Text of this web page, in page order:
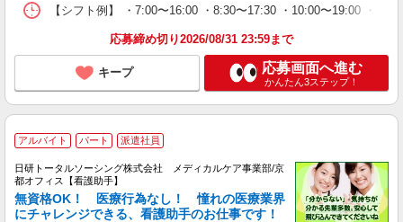
【シフト例】 ・7:00〜16:00 ・8:30〜17:30 ・10:00〜19:00 ・
応募締め切り2026/08/31 23:59まで
キープ 応募画面へ進む
かんたん3ステップ！
アルバイト パート 派遣社員
日研トータルソーシング株式会社 メディカルケア事業部/京
都オフィス【看護助手】
無資格OK！ 医療行為なし！ 憧れの医療業界
にチャレンジできる、看護助手のお仕事です！